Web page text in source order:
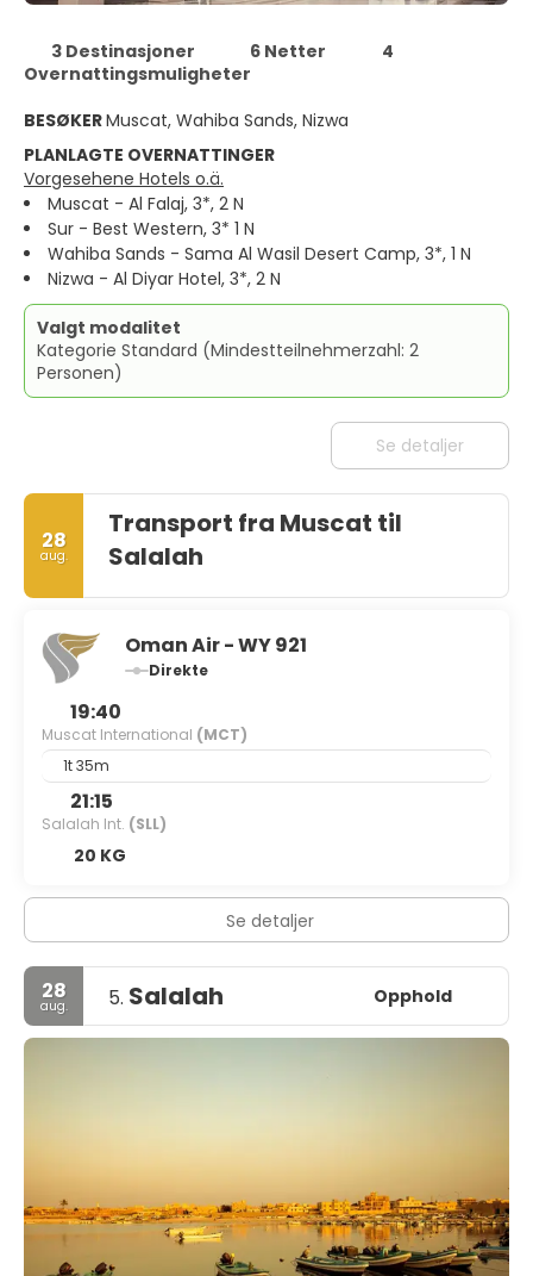
3 Destinasjoner 6 Netter
4
Overnattingsmuligheter
BESØKERMuscat, Wahiba Sands, Nizwa
PLANLAGTE OVERNATTINGER
Vorgesehene Hotels o.ä.
Muscat - Al Falaj, 3*, 2 N
Sur - Best Western, 3* 1 N
Wahiba Sands - Sama Al Wasil Desert Camp, 3*, 1 N
Nizwa - Al Diyar Hotel, 3*, 2 N
Valgt modalitet
Kategorie Standard (Mindestteilnehmerzahl: 2
Personen)
Se detaljer
28
aug.
Transport fra Muscat til
Salalah
Oman Air - WY 921
Direkte
19:40
Muscat International (MCT)
1t 35m
21:15
Salalah Int. (SLL)
20 KG
Se detaljer
28
aug. 5. Salalah Opphold